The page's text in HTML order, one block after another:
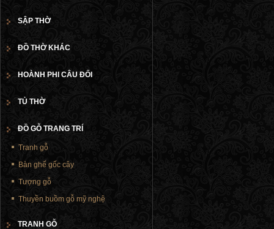
SẬP THỜ
ĐỒ THỜ KHÁC
HOÀNH PHI CÂU ĐỐI
TỦ THỜ
ĐỒ GỖ TRANG TRÍ
Tranh gỗ
Bàn ghế gốc cây
Tượng gỗ
Thuyền buồm gỗ mỹ nghệ
TRANH GỖ